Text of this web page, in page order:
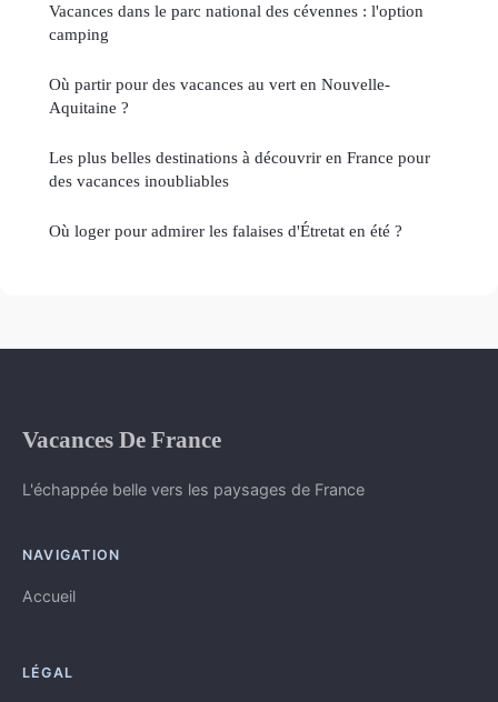
Vacances dans le parc national des cévennes : l'option
camping
Où partir pour des vacances au vert en Nouvelle-
Aquitaine ?
Les plus belles destinations à découvrir en France pour
des vacances inoubliables
Où loger pour admirer les falaises d'Étretat en été ?
Vacances De France
L'échappée belle vers les paysages de France
NAVIGATION
Accueil
LÉGAL